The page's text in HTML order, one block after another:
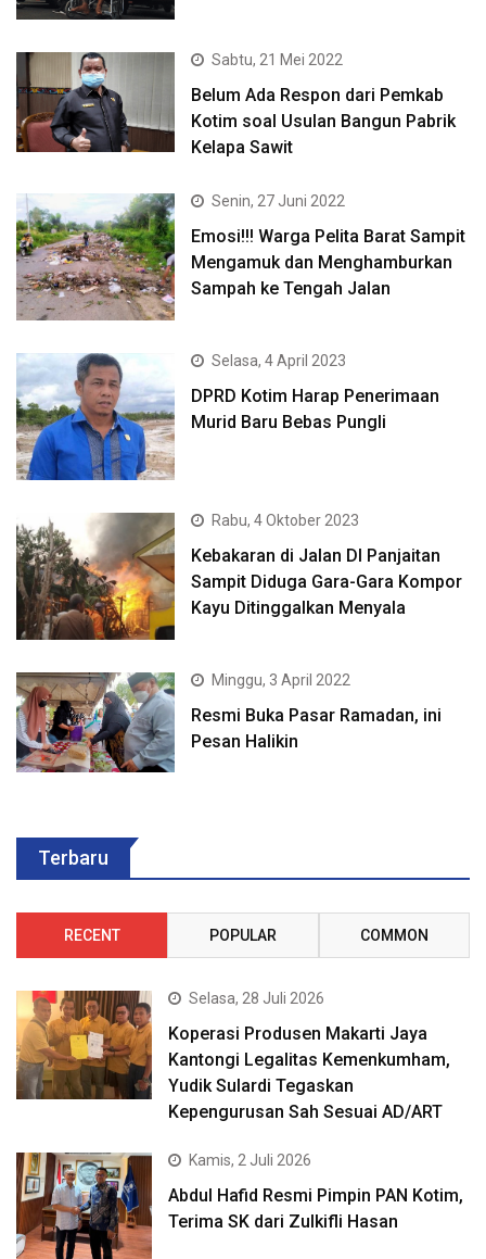
Sabtu, 21 Mei 2022
Belum Ada Respon dari Pemkab
Kotim soal Usulan Bangun Pabrik
Kelapa Sawit
Senin, 27 Juni 2022
Emosi!!! Warga Pelita Barat Sampit
Mengamuk dan Menghamburkan
Sampah ke Tengah Jalan
Selasa, 4 April 2023
DPRD Kotim Harap Penerimaan
Murid Baru Bebas Pungli
Rabu, 4 Oktober 2023
Kebakaran di Jalan DI Panjaitan
Sampit Diduga Gara-Gara Kompor
Kayu Ditinggalkan Menyala
Minggu, 3 April 2022
Resmi Buka Pasar Ramadan, ini
Pesan Halikin
Terbaru
RECENT POPULAR COMMON
Selasa, 28 Juli 2026
Koperasi Produsen Makarti Jaya
Kantongi Legalitas Kemenkumham,
Yudik Sulardi Tegaskan
Kepengurusan Sah Sesuai AD/ART
Kamis, 2 Juli 2026
Abdul Hafid Resmi Pimpin PAN Kotim,
Terima SK dari Zulkifli Hasan